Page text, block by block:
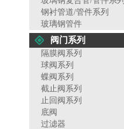
钢衬管道/管件系列
玻璃钢管件
阀门系列
隔膜阀系列
球阀系列
蝶阀系列
截止阀系列
止回阀系列
底阀
过滤器